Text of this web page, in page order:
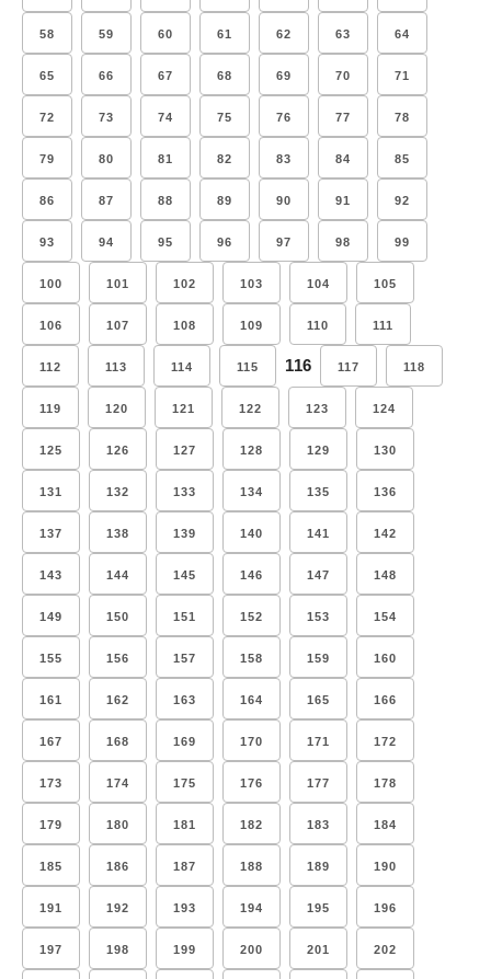
58 59 60 61 62 63 64
65 66 67 68 69 70 71
72 73 74 75 76 77 78
79 80 81 82 83 84 85
86 87 88 89 90 91 92
93 94 95 96 97 98 99
100 101 102 103 104 105
106 107 108 109 110 111
112 113 114 115 116 117 118
119 120 121 122 123 124
125 126 127 128 129 130
131 132 133 134 135 136
137 138 139 140 141 142
143 144 145 146 147 148
149 150 151 152 153 154
155 156 157 158 159 160
161 162 163 164 165 166
167 168 169 170 171 172
173 174 175 176 177 178
179 180 181 182 183 184
185 186 187 188 189 190
191 192 193 194 195 196
197 198 199 200 201 202